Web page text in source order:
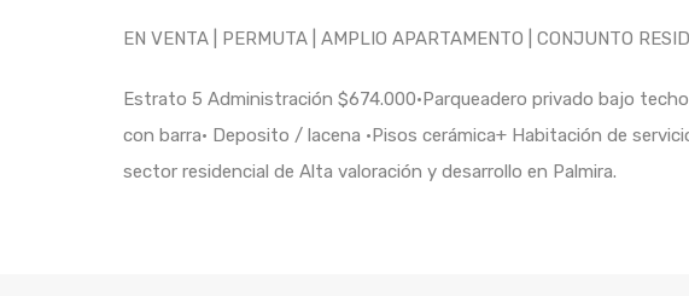
EN VENTA | PERMUTA | AMPLIO APARTAMENTO | CONJUNTO
Estrato 5 Administración $674.000•Parqueadero privado bajo
con barra• Deposito / lacena •Pisos cerámica+ Habitación de
sector residencial de Alta valoración y desarrollo en Palmira.